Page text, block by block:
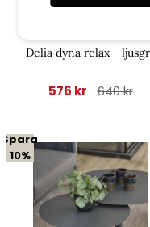
Delia dyna relax -
576 kr 640 kr
Spara
10%